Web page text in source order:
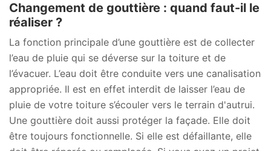
Changement de gouttière : quand faut-il le
réaliser ?
La fonction principale d’une gouttière est de collecter
l’eau de pluie qui se déverse sur la toiture et de
l’évacuer. L’eau doit être conduite vers une canalisation
appropriée. Il est en effet interdit de laisser l’eau de
pluie de votre toiture s’écouler vers le terrain d'autrui.
Une gouttière doit aussi protéger la façade. Elle doit
être toujours fonctionnelle. Si elle est défaillante, elle